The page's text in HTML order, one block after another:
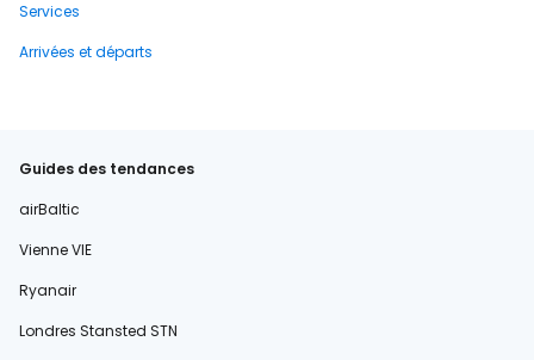
Services
Arrivées et départs
Guides des tendances
airBaltic
Vienne VIE
Ryanair
Londres Stansted STN